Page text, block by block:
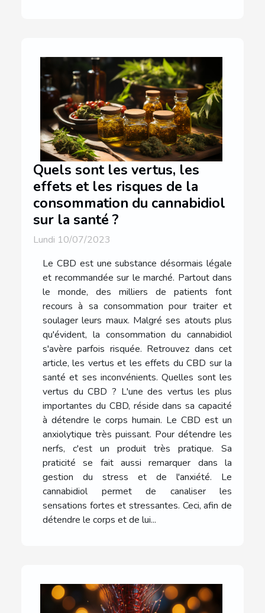
Quels sont les vertus, les
effets et les risques de la
consommation du cannabidiol
sur la santé ?
Lundi 10/07/2023
Le CBD est une substance désormais légale
et recommandée sur le marché. Partout dans
le monde, des milliers de patients font
recours à sa consommation pour traiter et
soulager leurs maux. Malgré ses atouts plus
qu'évident, la consommation du cannabidiol
s'avère parfois risquée. Retrouvez dans cet
article, les vertus et les effets du CBD sur la
santé et ses inconvénients. Quelles sont les
vertus du CBD ? L'une des vertus les plus
importantes du CBD, réside dans sa capacité
à détendre le corps humain. Le CBD est un
anxiolytique très puissant. Pour détendre les
nerfs, c'est un produit très pratique. Sa
praticité se fait aussi remarquer dans la
gestion du stress et de l'anxiété. Le
cannabidiol permet de canaliser les
sensations fortes et stressantes. Ceci, afin de
détendre le corps et de lui...